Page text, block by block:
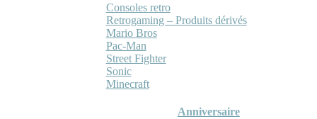
Consoles retro
Retrogaming – Produits dérivés
Mario Bros
Pac-Man
Street Fighter
Sonic
Minecraft
Anniversaire